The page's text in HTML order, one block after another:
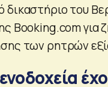
δικαστήριο του
Booking.com για
των ρητρών